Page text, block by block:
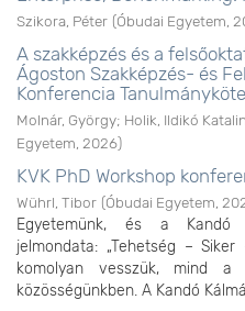
Szikora, Péter (Óbudai Egyetem
A szakképzés és a
Ágoston Szakképzés- és
Konferencia
Molnár, György; Holik, Ildikó Katalin
Egyetem 2026)
KVK PhD Workshop
Wührl, Tibor (Óbudai Egyetem
Egyetemünk, és a Kandó
jelmondata: „Tehetség –
komolyan vesszük, mind
közösségünkben. A Kandó